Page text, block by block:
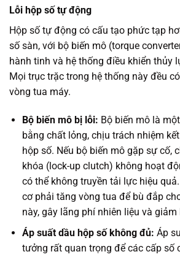
Lỗi hộp số tự động
Hộp số tự động có cấu tạo phức tạp
số sàn, với bộ biến mô (torque
hành tinh và hệ thống điều khiển thủy
Mọi trục trặc trong hệ thống này đều
vòng tua máy.
Bộ biến mô bị lỗi: Bộ biến mô là
bằng chất lỏng, chịu trách nhiệm
hộp số. Nếu bộ biến mô gặp sự cố,
khóa (lock-up clutch) không hoạt
có thể không truyền tải lực hiệu
cơ phải tăng vòng tua để bù đắp
này, gây lãng phí nhiên liệu và giảm
Áp suất dầu hộp số không đủ: Áp
tưởng rất quan trọng để các cấp số